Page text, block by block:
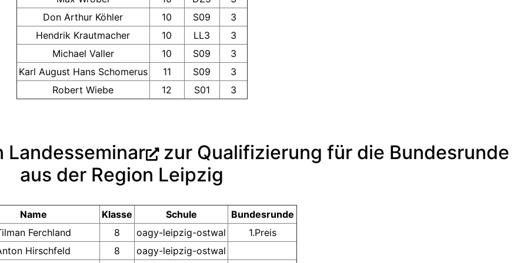
Don Arthur Köhler
10 S09
3
Hendrik Krautmacher
10 LL3
3
Michael Valler
10 S09
3
Karl August Hans Schomerus
11 S09
3
Robert Wiebe
12 S01 3
Landesseminar zur Qualifizierung für die Bundesrunde
aus der Region Leipzig
Name Klasse Schule
Bundesrunde
Ferchland
8 oagy-leipzig-ostwal
1.Preis
Hirschfeld
8 oagy-leipzig-ostwal